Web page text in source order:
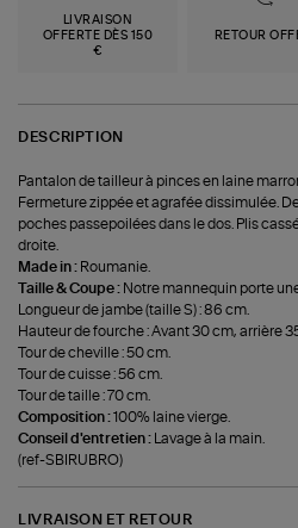
LIVRAISON
OFFERTE DÈS 150
€
RETOUR
DESCRIPTION
Pantalon de tailleur à pinces en laine
Fermeture zippée et agrafée dissimulée.
poches passepoilées dans le dos. Plis
droite.
Made in : Roumanie.
Taille & Coupe : Notre mannequin porte
Longueur de jambe (taille S) : 86 cm.
Hauteur de fourche : Avant 30 cm, arrière
Tour de cheville : 50 cm.
Tour de cuisse : 56 cm.
Tour de taille : 70 cm.
Composition :100% laine vierge.
Conseil d'entretien :
Lavage à la main.
(ref-SBIRUBRO)
LIVRAISON ET RETOUR